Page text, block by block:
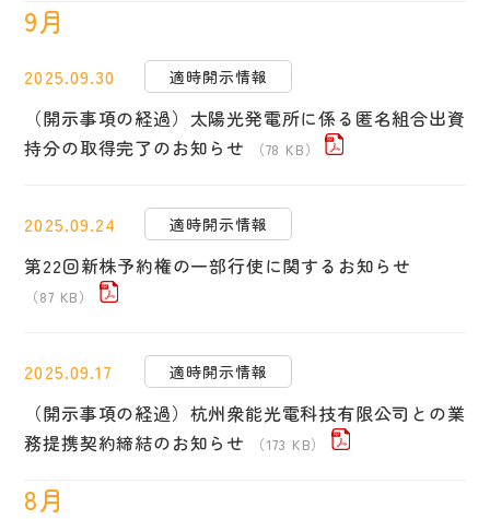
9月
2025.09.30 適時開示情報
（開示事項の経過）太陽光発電所に係る匿名組合出資
持分の取得完了のお知らせ
（78 KB）
2025.09.24 適時開示情報
第22回新株予約権の一部行使に関するお知らせ
（87 KB）
2025.09.17 適時開示情報
（開示事項の経過）杭州衆能光電科技有限公司との業
務提携契約締結のお知らせ
（173 KB）
8月